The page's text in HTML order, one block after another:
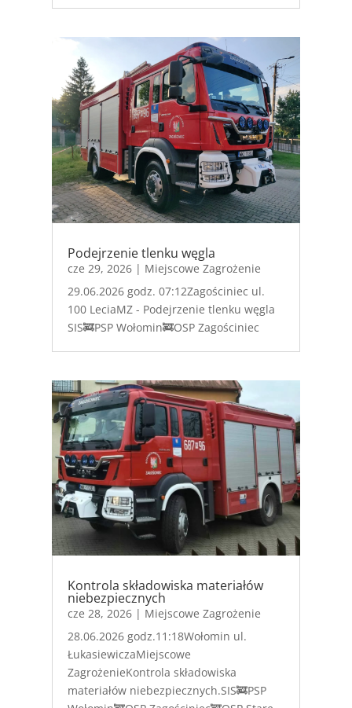
Podejrzenie tlenku węgla
cze 29, 2026 | Miejscowe Zagrożenie
29.06.2026 godz. 07:12Zagościniec ul.
100 LeciaMZ - Podejrzenie tlenku węgla
SIS🚒PSP Wołomin🚒OSP Zagościniec
Kontrola składowiska materiałów
niebezpiecznych
cze 28, 2026 | Miejscowe Zagrożenie
28.06.2026 godz.11:18Wołomin ul.
ŁukasiewiczaMiejscowe
ZagrożenieKontrola składowiska
materiałów niebezpiecznych.SIS🚒PSP